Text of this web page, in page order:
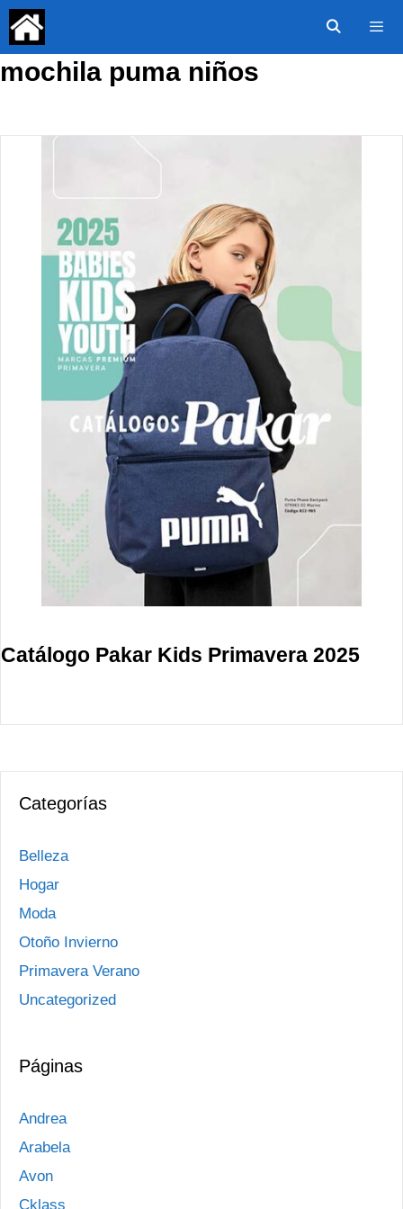
Saltar
contenido
mochila puma niños
Catálogo Pakar Kids Primavera 2025
Categorías
Belleza
Hogar
Moda
Otoño Invierno
Primavera Verano
Uncategorized
Páginas
Andrea
Arabela
Avon
Cklass